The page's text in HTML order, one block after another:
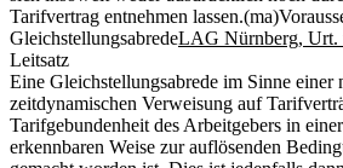
Tarifvertrag entnehmen lassen.(ma)
GleichstellungsabredeLAG Nürnberg, Urt.
Leitsatz
Eine Gleichstellungsabrede im Sinne einer
zeitdynamischen Verweisung auf
Tarifgebundenheit des Arbeitgebers in
erkennbaren Weise zur auflösenden